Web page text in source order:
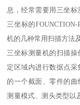
息，经常需要用三坐
三坐标的
机的几种常用扫描方法
三坐标测量机的扫描
定区域内进行数据点
的一个截面、零件的
测量模式、测头类型以